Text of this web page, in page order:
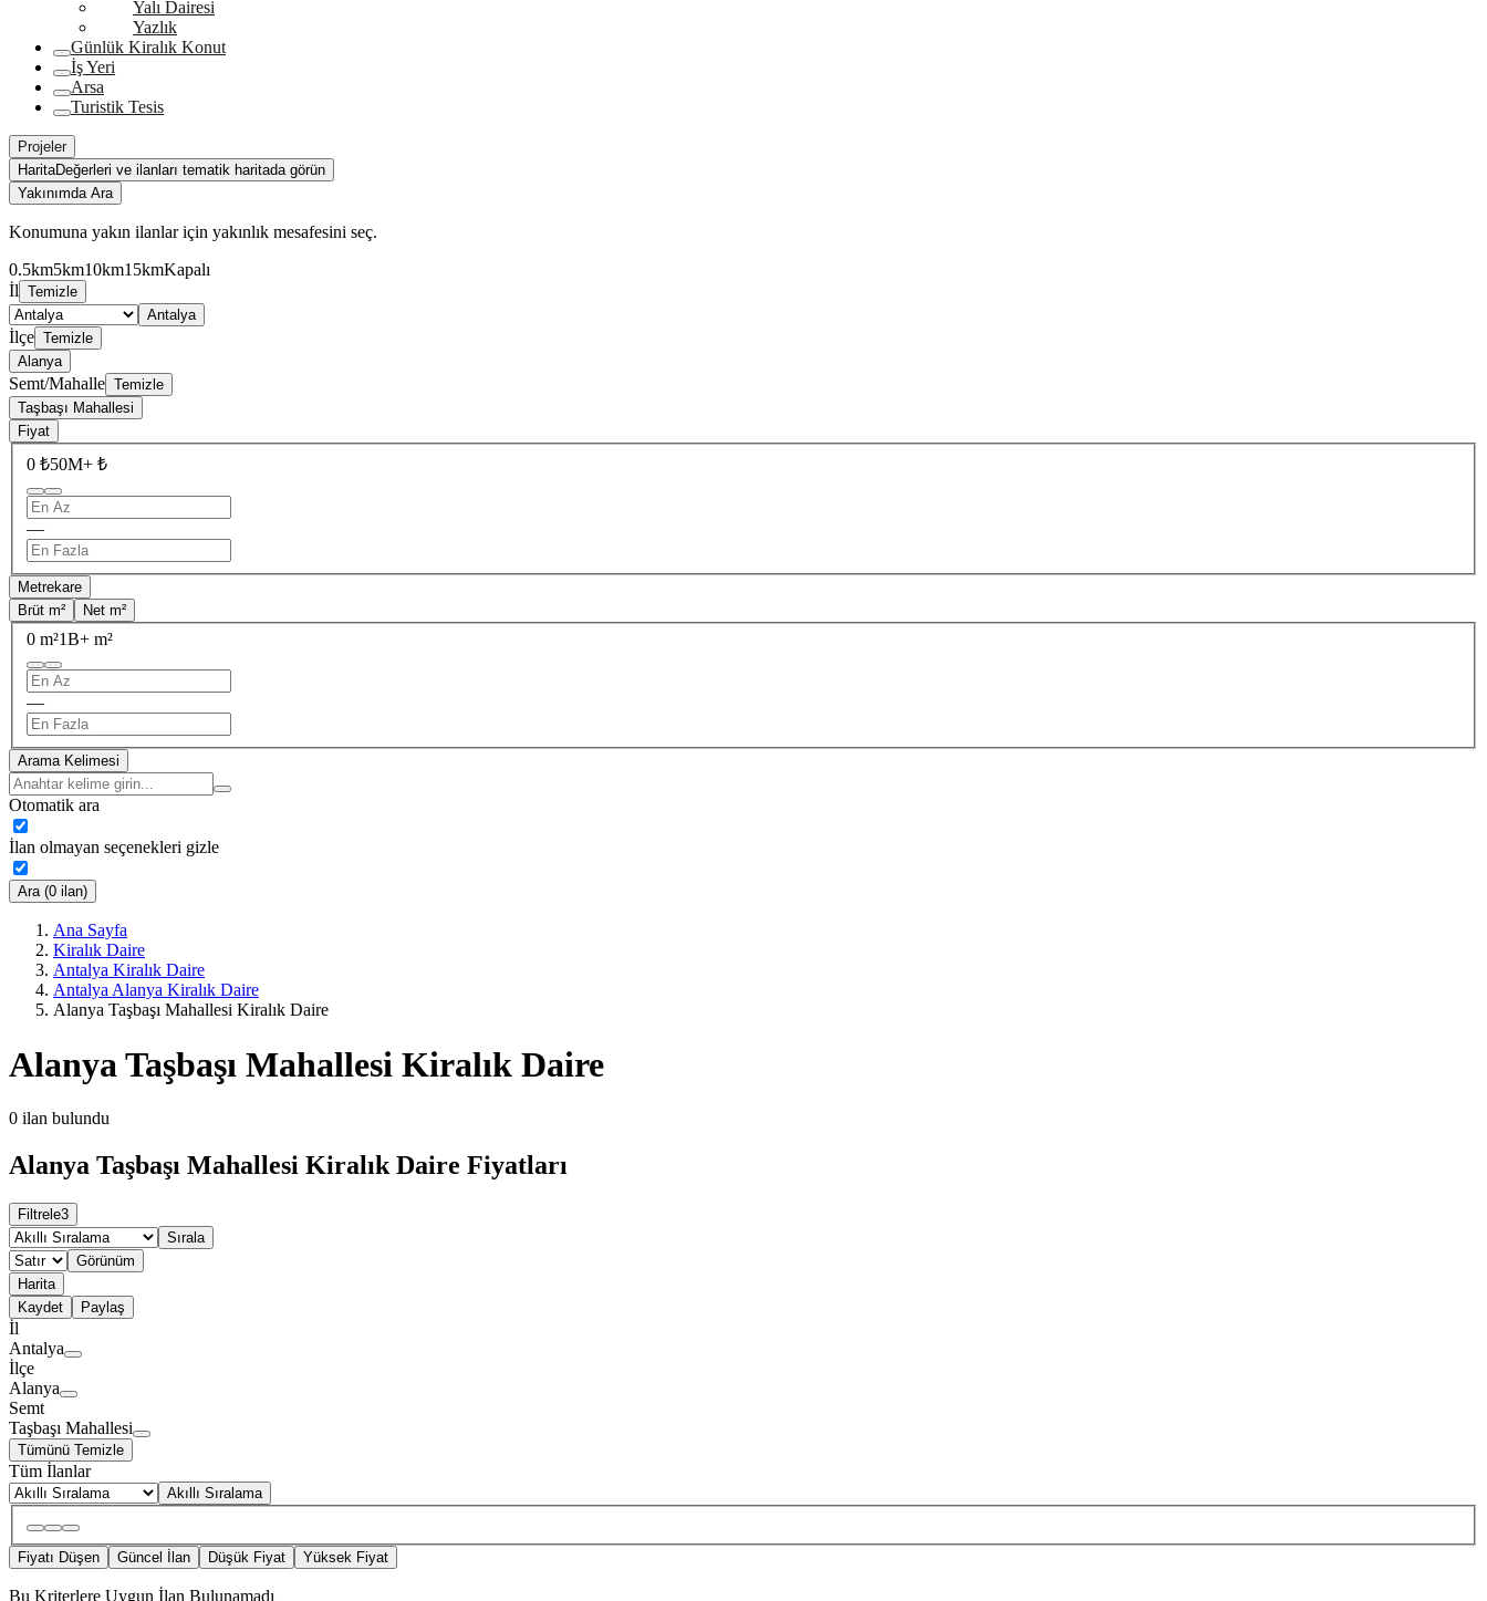
Yalı Dairesi
Yazlık
Günlük Kiralık Konut
İş Yeri
Arsa
Turistik Tesis
Projeler
HaritaDeğerleri ve ilanları tematik haritada görün
Yakınımda Ara
Konumuna yakın ilanlar için yakınlık mesafesini seç.
0.5km5km10km15kmKapalı
İl Temizle
Antalya
İlçe Temizle
Alanya
Semt/Mahalle Temizle
Taşbaşı Mahallesi
Fiyat
0 ₺50M+ ₺
—
Metrekare
Brüt m²
Net m²
0 m²1B+ m²
—
Arama Kelimesi
Otomatik ara
İlan olmayan seçenekleri gizle
Ara (0 ilan)
Ana Sayfa
Kiralık Daire
Antalya Kiralık Daire
Antalya Alanya Kiralık Daire
Alanya Taşbaşı Mahallesi Kiralık Daire
Alanya Taşbaşı Mahallesi Kiralık Daire
0 ilan bulundu
Alanya Taşbaşı Mahallesi Kiralık Daire Fiyatları
Filtrele3
Sırala
Görünüm
Harita
Kaydet
Paylaş
İl
Antalya
İlçe
Alanya
Semt
Taşbaşı Mahallesi
Tümünü Temizle
Tüm İlanlar
Akıllı Sıralama
Fiyatı Düşen Güncel İlan Düşük Fiyat Yüksek Fiyat
Bu Kriterlere Uygun İlan Bulunamadı